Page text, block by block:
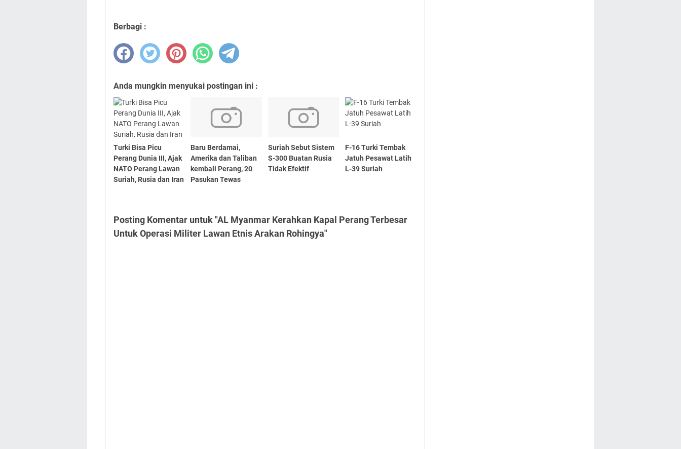
Berbagi :
Anda mungkin menyukai postingan ini :
Turki Bisa Picu
Perang Dunia III, Ajak
NATO Perang Lawan
Suriah, Rusia dan Iran
Baru Berdamai,
Amerika dan Taliban
kembali Perang, 20
Pasukan Tewas
Suriah Sebut Sistem
S-300 Buatan Rusia
Tidak Efektif
F-16 Turki Tembak
Jatuh Pesawat Latih
L-39 Suriah
Posting Komentar untuk "AL Myanmar Kerahkan Kapal Perang Terbesar
Untuk Operasi Militer Lawan Etnis Arakan Rohingya"